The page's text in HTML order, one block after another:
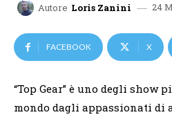
Autore Loris Zanini 24
FACEBOOK X
“Top Gear” è uno degli
mondo dagli appassionati di